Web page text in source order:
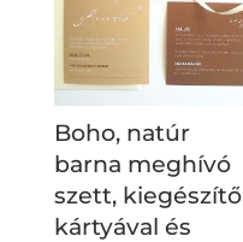
Boho, natúr
barna meghívó
szett, kiegészítő
kártyával és